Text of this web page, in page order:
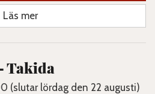
Läs mer
Takida
(slutar lördag den 22 augusti)